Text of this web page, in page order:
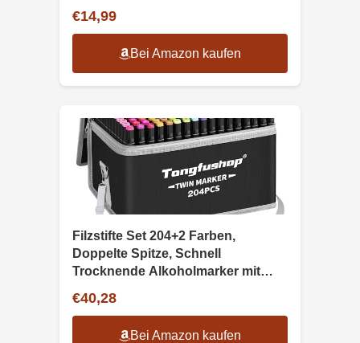
€14,99
Bei Amazon kaufen
Filzstifte Set 204+2 Farben,
Doppelte Spitze, Schnell
Trocknende Alkoholmarker mit
€40,28
Bei Amazon kaufen